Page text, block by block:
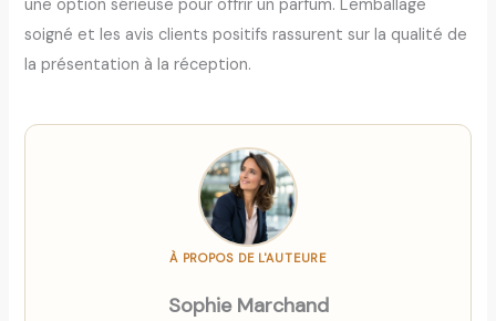
une option sérieuse pour offrir un parfum. L'emballage
soigné et les avis clients positifs rassurent sur la qualité de
la présentation à la réception.
À PROPOS DE L'AUTEURE
Sophie Marchand